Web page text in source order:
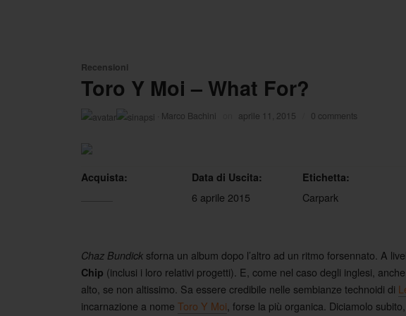
Recensioni
Toro Y Moi – What For?
Marco Bachini aprile 11, 2015 0 comments
Acquista: Data di Uscita: Etichetta:
6 aprile 2015 Carpark
Chaz Bundick sforna un album dopo l’altro ad un ritmo forsennato. A
Chip (inclusi i loro relativi progetti). E, come nel caso degli inglesi,
alto, se non altissimo. Sa essere credibile nelle sembianze technoidi di
incarnazione a nome Toro Y Moi , forse la più organica. Diciamolo subito,